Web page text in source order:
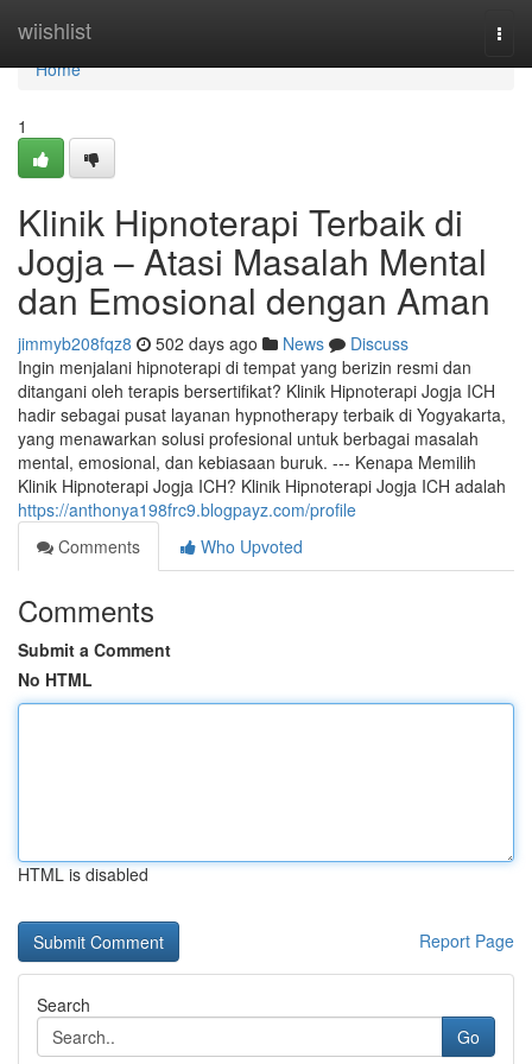
wiishlist
Home
Home
1
Klinik Hipnoterapi Terbaik di
Jogja – Atasi Masalah Mental
dan Emosional dengan Aman
jimmyb208fqz8 502 days ago News
Discuss
Ingin menjalani hipnoterapi di tempat yang berizin resmi dan
ditangani oleh terapis bersertifikat? Klinik Hipnoterapi Jogja ICH
hadir sebagai pusat layanan hypnotherapy terbaik di Yogyakarta,
yang menawarkan solusi profesional untuk berbagai masalah
mental, emosional, dan kebiasaan buruk. --- Kenapa Memilih
Klinik Hipnoterapi Jogja ICH? Klinik Hipnoterapi Jogja ICH adalah
https://anthonya198frc9.blogpayz.com/profile
Comments
Who Upvoted
Comments
Submit a Comment
No HTML
HTML is disabled
Report Page
Search
Go